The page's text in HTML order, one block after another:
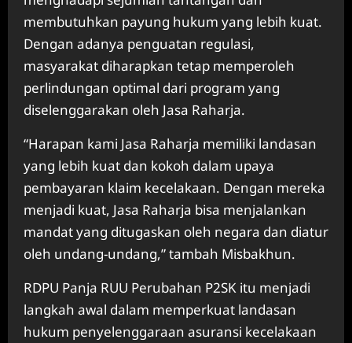
membutuhkan payung hukum yang lebih kuat.
Dengan adanya penguatan regulasi,
masyarakat diharapkan tetap memperoleh
perlindungan optimal dari program yang
diselenggarakan oleh Jasa Raharja.
“Harapan kami Jasa Raharja memiliki landasan
yang lebih kuat dan kokoh dalam upaya
pembayaran klaim kecelakaan. Dengan mereka
menjadi kuat, Jasa Raharja bisa menjalankan
mandat yang ditugaskan oleh negara dan diatur
oleh undang-undang,” tambah Misbakhun.
RDPU Panja RUU Perubahan P2SK itu menjadi
langkah awal dalam memperkuat landasan
hukum penyelenggaraan asuransi kecelakaan